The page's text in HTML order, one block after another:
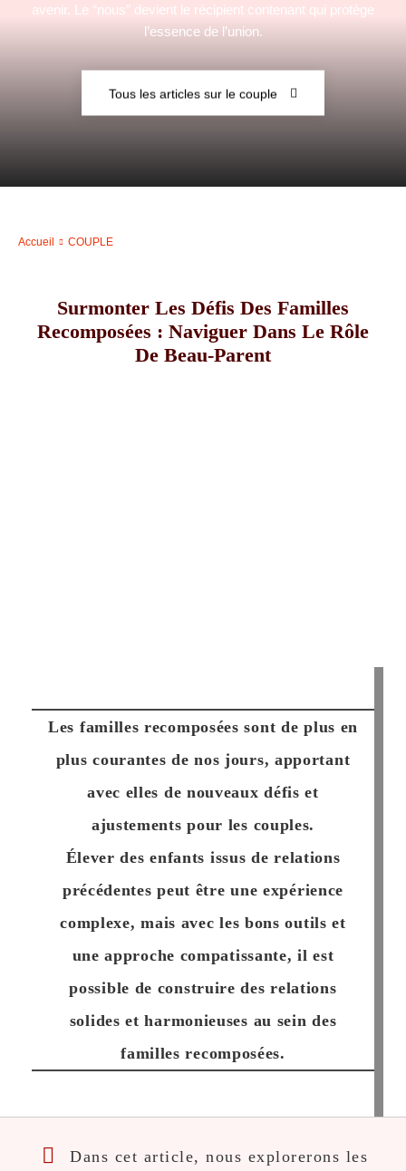
–
avenir. Le “nous” devient le récipient contenant qui protège
l’essence de l’union.
Tous les articles sur le couple
Accueil COUPLE
Surmonter Les Défis Des Familles
Recomposées : Naviguer Dans Le Rôle
De Beau-Parent
Les familles recomposées sont de plus en
plus courantes de nos jours, apportant
avec elles de nouveaux défis et
ajustements pour les couples.
Élever des enfants issus de relations
précédentes peut être une expérience
complexe, mais avec les bons outils et
une approche compatissante,il est
possible de construire des relations
solides et harmonieuses au sein des
familles recomposées.
Dans cet article, nous explorerons les